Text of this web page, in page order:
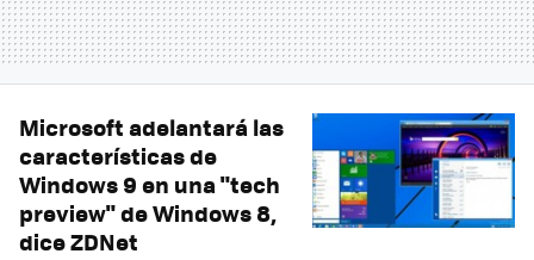
Microsoft adelantará las
características de
Windows 9 en una "tech
preview" de Windows 8,
dice ZDNet